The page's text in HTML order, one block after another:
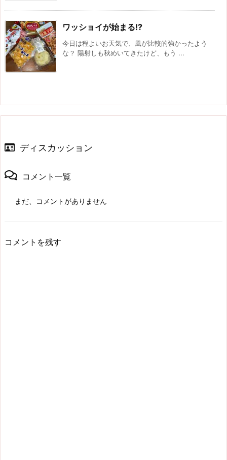
ワッショイが始まる!?
今日は程よいお天気で、風が比較的強かったよう
な？ 陽射しも秋めいてきたけど、もう ...
ディスカッション
コメント一覧
まだ、コメントがありません
コメントを残す